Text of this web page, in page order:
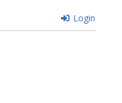
Login